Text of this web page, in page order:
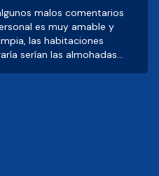
malos comentarios
es muy amable y
las habitaciones
serían las almohadas